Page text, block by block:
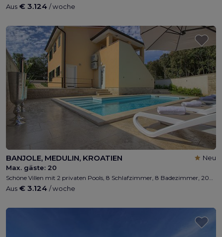
Aus € 3.124 / woche
BANJOLE, MEDULIN, KROATIEN
Neu
Max. gäste: 20
Aus € 3.124 / woche